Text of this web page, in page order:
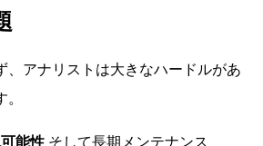
、アナリストは大きなハードルがあ
能性 そして長期メンテナンス